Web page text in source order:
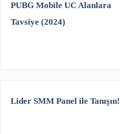
PUBG Mobile UC Alanlara
Tavsiye (2024)
Lider SMM Panel ile Tanışın!